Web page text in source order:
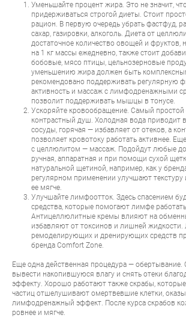
Уменьшайте процент жира. Это не значит,
придерживаться строгой диеты. Стоит
рацион. В первую очередь убрать фастфуд,
сахар, газировки, алкоголь. Диета от
достаточное количество овощей и фруктов,
на 1 кг массы ежедневно, также стоит
бобовые, мясо птицы, цельнозерновые
уменьшению жира должен быть
рекомендовано поддерживать регулярную
активность и массаж с лимфодренажными
позволит поддерживать мышцы в тонусе.
Ускоряйте кровообращение. Самый
контрастный душ. Холодная вода приводит
сосуды, горячая — избавляет от отеков, а
позволяет кровотоку работать активнее.
с целлюлитом — массаж. Подойдут любые
ручная, аппаратная и при помощи сухой
натуральной щетиной, например, как у
регулярном применении улучшают
ее мягче.
Улучшайте лимфоотток. Здесь спасением
средства, которые помогают лимфе
Антицеллюлитные кремы влияют на
избавляют от токсинов и лишней жидкости.
ремоделирующих и дренирующих средств
бренда Comfort Zone.
Еще одна действенная процедура — обертывание.
вывести накопившуюся влагу и снять отеки
эффекту. Хорошо работают также скрабы,
частиц отшелушивают омертвевшие клетки,
лимфодренажный эффект. После курса скрабов
ровнее и мягче.